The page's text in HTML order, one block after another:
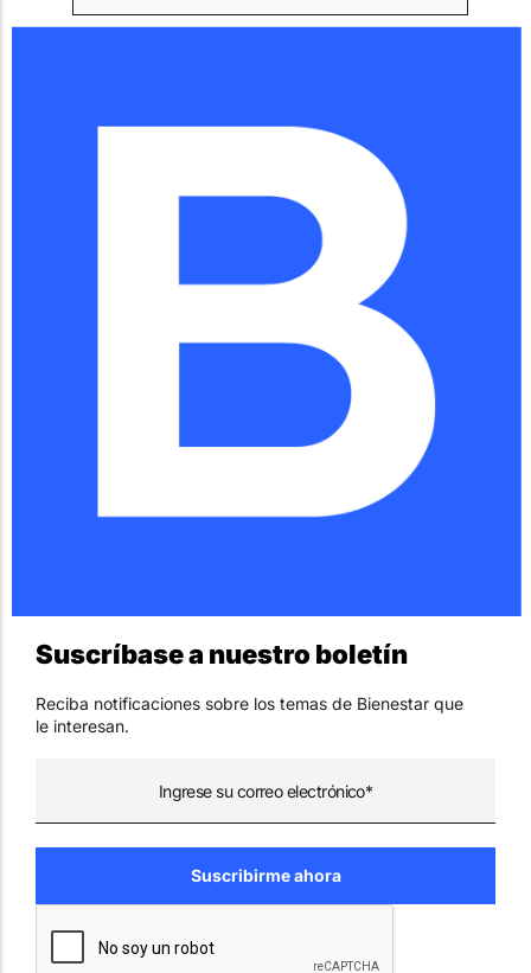
Suscríbase a nuestro boletín
Reciba notificaciones sobre los temas de Bienestar que
le interesan.